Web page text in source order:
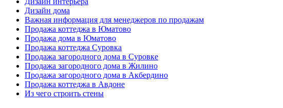
Дизайн дома
Важная информация для менеджеров по продажам
Продажа коттеджа в Юматово
Продажа дома в Юматово
Продажа коттеджа Суровка
Продажа загородного дома в Суровке
Продажа загородного дома в Жилино
Продажа загородного дома в Акбердино
Продажа коттеджа в Авдоне
Из чего строить стены